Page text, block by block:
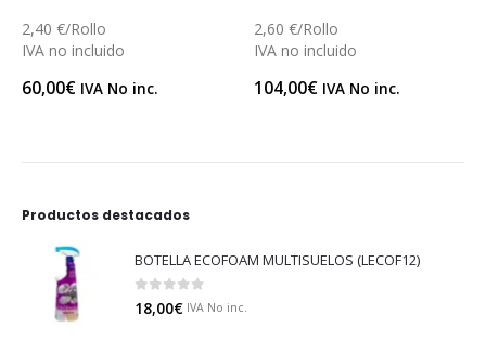
2,40 €/Rollo
IVA no incluido
60,00€ IVA No inc.
2,60 €/Rollo
IVA no incluido
104,00€ IVA No inc.
Productos destacados
BOTELLA ECOFOAM MULTISUELOS (LECOF12)
0 out of 5
18,00€ IVA No inc.